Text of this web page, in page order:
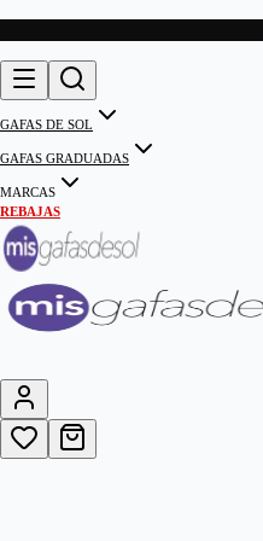
GAFAS DE SOL
GAFAS GRADUADAS
MARCAS
REBAJAS